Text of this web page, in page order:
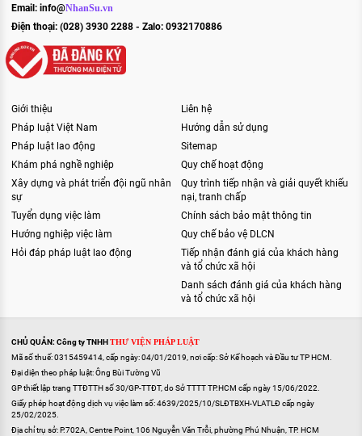
Email: info@NhanSu.vn
Điện thoại: (028) 3930 2288 - Zalo: 0932170886
Giới thiệu
Pháp luật Việt Nam
Pháp luật lao động
Khám phá nghề nghiệp
Xây dựng và phát triển đội ngũ nhân
sự
Tuyển dụng việc làm
Hướng nghiệp việc làm
Hỏi đáp pháp luật lao động
Liên hệ
Hướng dẫn sử dụng
Sitemap
Quy chế hoạt động
Quy trình tiếp nhận và giải quyết khiếu
nại, tranh chấp
Chính sách bảo mật thông tin
Quy chế bảo vệ DLCN
Tiếp nhận đánh giá của khách hàng
và tổ chức xã hội
Danh sách đánh giá của khách hàng
và tổ chức xã hội
CHỦ QUẢN: Công ty TNHHTHƯ VIỆN PHÁP LUẬT
Mã số thuế: 0315459414, cấp ngày: 04/01/2019, nơi cấp: Sở Kế hoạch và Đầu tư TP HCM.
Đại diện theo pháp luật: Ông Bùi Tường Vũ
GP thiết lập trang TTĐTTH số 30/GP-TTĐT, do Sở TTTT TP.HCM cấp ngày 15/06/2022.
Giấy phép hoạt động dịch vụ việc làm số: 4639/2025/10/SLĐTBXH-VLATLĐ cấp ngày
25/02/2025.
Địa chỉ trụ sở: P.702A, Centre Point, 106 Nguyễn Văn Trỗi, phường Phú Nhuận, TP. HCM